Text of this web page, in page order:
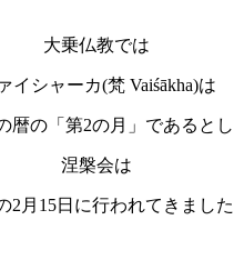
大乗仏教では
イシャーカ(梵 Vaiśākha)は
暦の「第2の月」であると
涅槃会は
2月15日に行われてきました